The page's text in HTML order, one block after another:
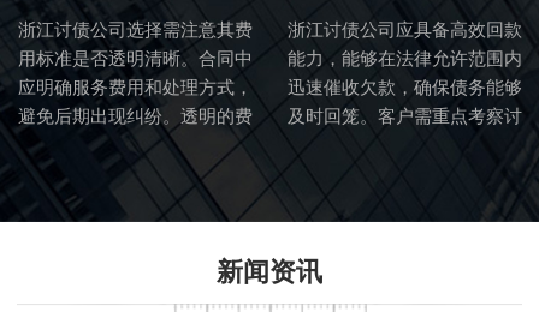
浙江讨债公司选择需注意其费
用标准是否透明清晰。合同中
应明确服务费用和处理方式，
避免后期出现纠纷。透明的费
用标准也体现了讨债公司的诚
信度。
浙江讨债公司应具备高效回款
能力，能够在法律允许范围内
迅速催收欠款，确保债务能够
及时回笼。客户需重点考察讨
新闻资讯